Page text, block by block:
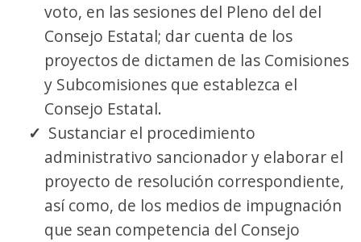
voto, en las sesiones del Pleno del del
Consejo Estatal; dar cuenta de los
proyectos de dictamen de las Comisiones
y Subcomisiones que establezca el
Consejo Estatal.
Sustanciar el procedimiento
administrativo sancionador y elaborar el
proyecto de resolución correspondiente,
así como, de los medios de impugnación
que sean competencia del Consejo